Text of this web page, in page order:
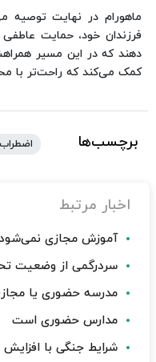
ماهورام در نهایت توصیه
فرزندان خود، حمایت
دهند که در این مسیر
کمک می‌کند که راحت‌تر با
برچسب‌ها اضطراب
اخبار مرتبط
آموزش مجازی
سردرگمی از وضعیت
مدرسه حضوری یا
مدارس حضوری است
شرایط جنگی با